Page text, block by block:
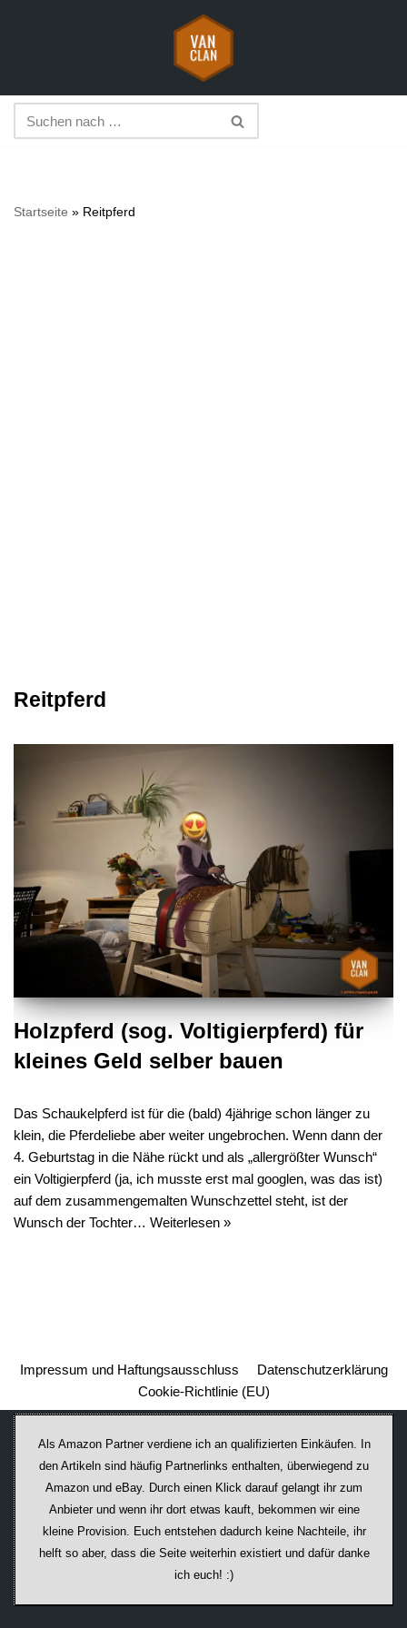
springen
Startseite » Reitpferd
Reitpferd
Holzpferd (sog. Voltigierpferd) für
kleines Geld selber bauen
Das Schaukelpferd ist für die (bald) 4jährige schon länger zu
klein, die Pferdeliebe aber weiter ungebrochen. Wenn dann der
4. Geburtstag in die Nähe rückt und als „allergrößter Wunsch“
ein Voltigierpferd (ja, ich musste erst mal googlen, was das ist)
auf dem zusammengemalten Wunschzettel steht, ist der
Wunsch der Tochter… Weiterlesen »
Impressum und Haftungsausschluss
Datenschutzerklärung
Cookie-Richtlinie (EU)
Als Amazon Partner verdiene ich an qualifizierten Einkäufen. In
den Artikeln sind häufig Partnerlinks enthalten, überwiegend zu
Amazon und eBay. Durch einen Klick darauf ge­lan­gt ihr zum
Anbieter und wenn ihr dort etwas kauft, bekommen wir ei­ne
kleine Provision. Euch entstehen dadurch keine Nachteile, ihr
helft so aber, dass die Seite weiterhin existiert und dafür danke
ich euch! :)